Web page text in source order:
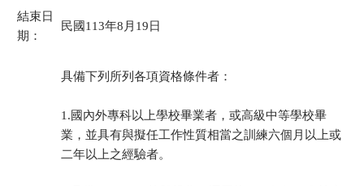
結束日
期：
民國113年8月19日
具備下列所列各項資格條件者：
1.國內外專科以上學校畢業者，或高級中等學校畢
業，並具有與擬任工作性質相當之訓練六個月以上或
二年以上之經驗者。